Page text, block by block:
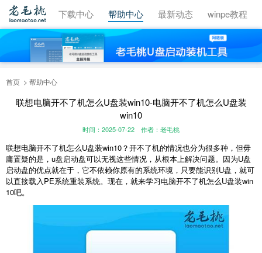
视频教程 下载中心 帮助中心 最新动态 winpe教程
首页 帮助中心
联想电脑开不了机怎么U盘装win10-电脑开不了机怎么U盘装
win10
时间：2025-07-22 作者：老毛桃
联想电脑开不了机怎么U盘装win10？开不了机的情况也分为很多种，但毋
庸置疑的是，u盘启动盘可以无视这些情况，从根本上解决问题。因为U盘
启动盘的优点就在于，它不依赖你原有的系统环境，只要能识别U盘，就可
以直接载入PE系统重装系统。现在，就来学习电脑开不了机怎么U盘装win
10吧。